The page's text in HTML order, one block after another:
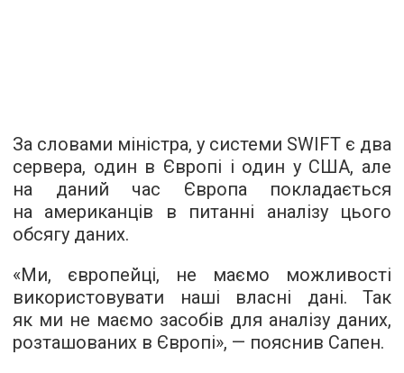
За словами міністра, у системи SWIFT є два
сервера, один в Європі і один у США, але
на даний час Європа покладається
на американців в питанні аналізу цього
обсягу даних.
«Ми, європейці, не маємо можливості
використовувати наші власні дані. Так
як ми не маємо засобів для аналізу даних,
розташованих в Європі», — пояснив Сапен.